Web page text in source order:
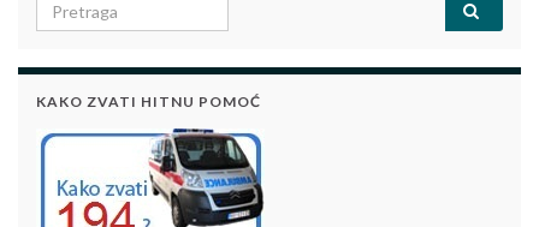
KAKO ZVATI HITNU POMOĆ